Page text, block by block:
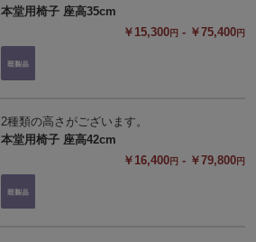
本堂用椅子 座高35cm
￥15,300円 - ￥75,400円
2種類の高さがございます。
本堂用椅子 座高42cm
￥16,400円 - ￥79,800円